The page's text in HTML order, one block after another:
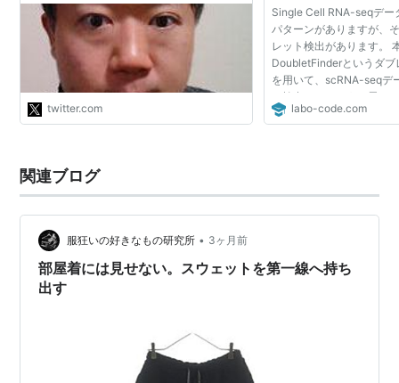
上という制限がついているんだ。武雄
市小学校のダブレット発表のとき、
Play Store入ってる端末を掲げてたけ
ど、どうするのかな？ #たけお問題"
twitter.com
Single Cell RNA-seqデー
パターンがありますが、
レット検出があります。
DoubletFinderというダブ
を用いて、scRNA-seqデ
を検出してみようと思い
検出できるようになれば
labo-code.com
関連ブログ
服狂いの好きなもの研究所 • 3ヶ月前
部屋着には見せない。スウェットを第一線へ持ち
出す